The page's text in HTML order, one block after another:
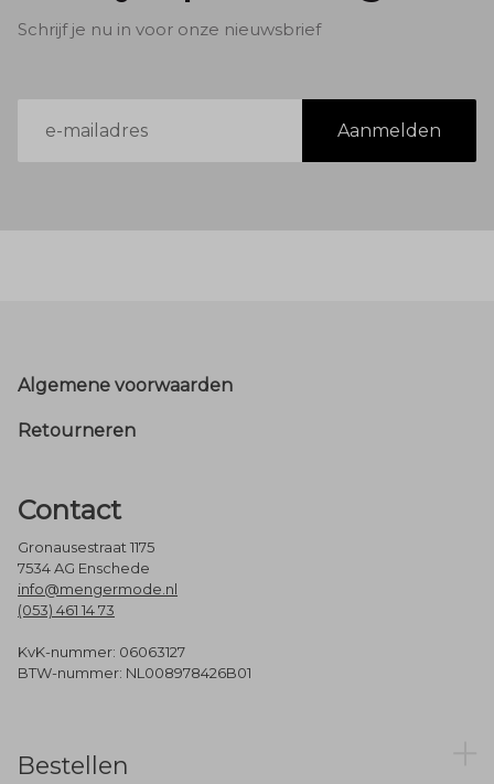
Schrijf je nu in voor onze nieuwsbrief
mailadres
Aanmelden
Footer
Algemene voorwaarden
Retourneren
Contact
Gronausestraat 1175
7534 AG Enschede
info@mengermode.nl
(053) 461 14 73
KvK-nummer: 06063127
BTW-nummer: NL008978426B01
Bestellen